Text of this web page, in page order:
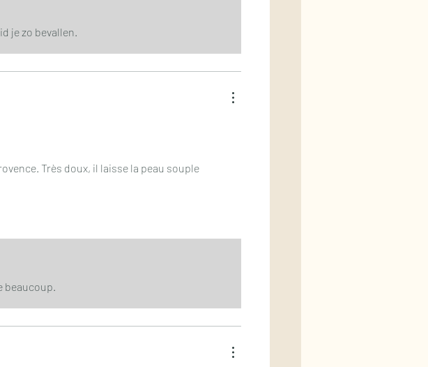
je zo bevallen.
Très doux, il laisse la peau souple
beaucoup.